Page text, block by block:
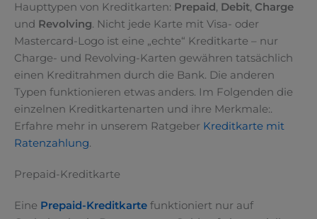
Haupttypen von Kreditkarten: Prepaid, Debit, Charge
und Revolving. Nicht jede Karte mit Visa- oder
Mastercard-Logo ist eine „echte“ Kreditkarte – nur
Charge- und Revolving-Karten gewähren tatsächlich
einen Kreditrahmen durch die Bank. Die anderen
Typen funktionieren etwas anders. Im Folgenden die
einzelnen Kreditkartenarten und ihre Merkmale:.
Erfahre mehr in unserem Ratgeber Kreditkarte mit
Ratenzahlung.
Prepaid-Kreditkarte
Eine Prepaid-Kreditkarte funktioniert nur auf